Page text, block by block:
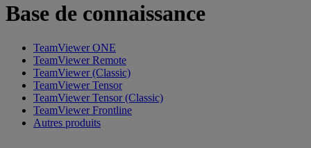
Base de connaissance
TeamViewer ONE
TeamViewer Remote
TeamViewer (Classic)
TeamViewer Tensor
TeamViewer Tensor (Classic)
TeamViewer Frontline
Autres produits